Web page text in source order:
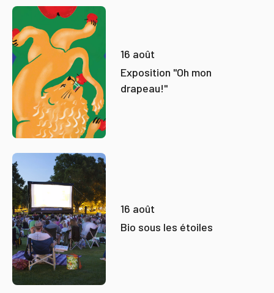
16 août
Exposition "Oh mon
drapeau!"
16 août
Bio sous les étoiles